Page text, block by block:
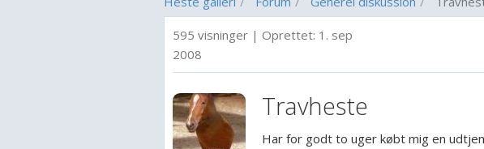
595 visninger | Oprettet: 1. sep
2008
Travheste
Har for godt to uger købt mig en